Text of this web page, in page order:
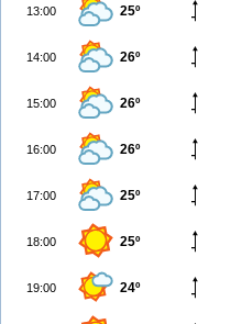
13:00 25º
14:00 26º
15:00 26º
16:00 26º
17:00 25º
18:00 25º
19:00 24º